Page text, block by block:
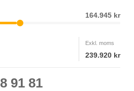
164.945 kr
Exkl. moms
239.920 kr
91 81